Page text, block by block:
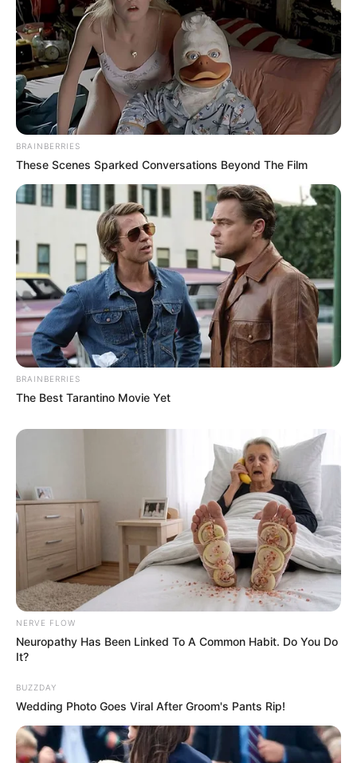
BRAINBERRIES
These Scenes Sparked Conversations Beyond The Film
BRAINBERRIES
The Best Tarantino Movie Yet
NERVE FLOW
Neuropathy Has Been Linked To A Common Habit. Do You Do
It?
BUZZDAY
Wedding Photo Goes Viral After Groom's Pants Rip!